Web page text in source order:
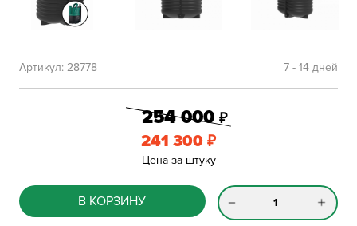
7 - 14 дней
Артикул: 28778
254 000₽
241 300 ₽
Цена за штуку
В КОРЗИНУ